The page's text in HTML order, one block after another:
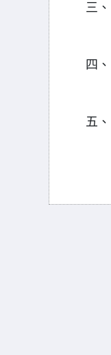
三、
四、
五、